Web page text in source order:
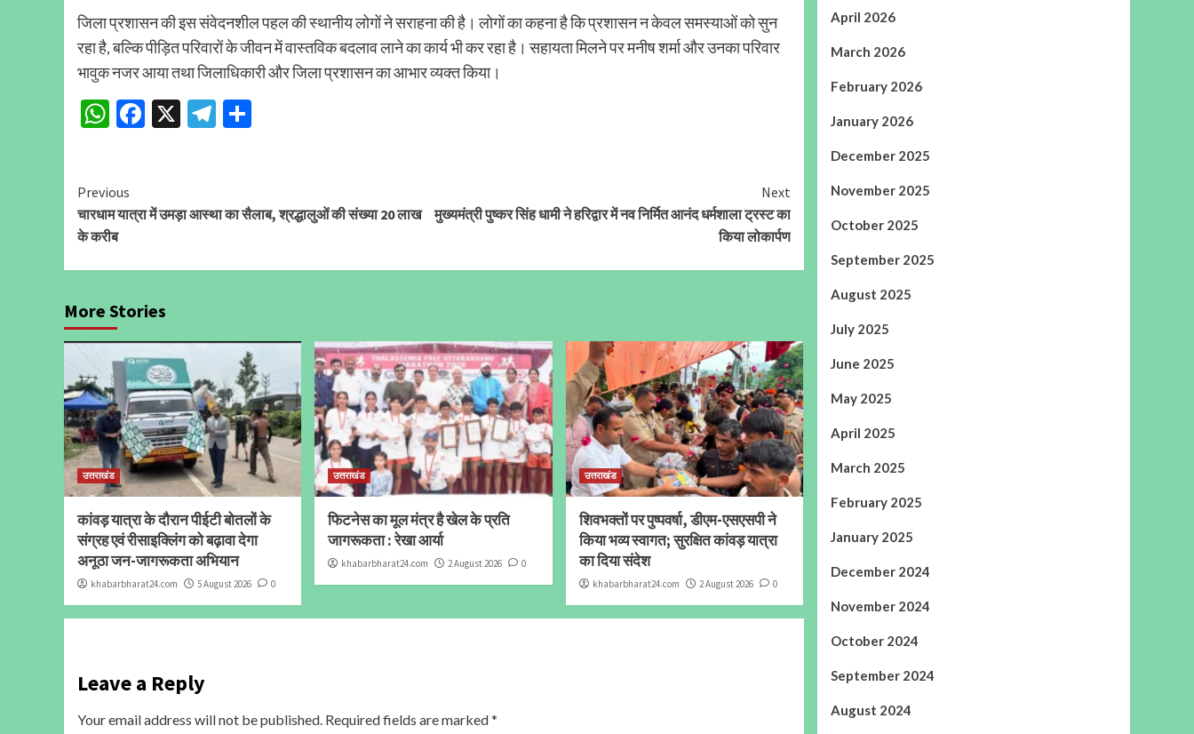
जिला प्रशासन की इस संवेदनशील पहल की स्थानीय लोगों ने सराहना की है। लोगों का कहना है कि प्रशासन न केवल समस्याओं को सुन
रहा है, बल्कि पीड़ित परिवारों के जीवन में वास्तविक बदलाव लाने का कार्य भी कर रहा है। सहायता मिलने पर मनीष शर्मा और उनका परिवार
भावुक नजर आया तथा जिलाधिकारी और जिला प्रशासन का आभार व्यक्त किया।
WhatsApp
Facebook
X Telegram
Continue
Reading
Previous
चारधाम यात्रा में उमड़ा आस्था का सैलाब, श्रद्धालुओं की संख्या 20 लाख
के करीब
Next
मुख्यमंत्री पुष्कर सिंह धामी ने हरिद्वार में नव निर्मित आनंद धर्मशाला ट्रस्ट का
किया लोकार्पण
More Stories
उत्तराखंड
कांवड़ यात्रा के दौरान पीईटी बोतलों के
संग्रह एवं रीसाइक्लिंग को बढ़ावा देगा
अनूठा जन-जागरूकता अभियान
khabarbharat24.com 5 August 2026 0
उत्तराखंड
फिटनेस का मूल मंत्र है खेल के प्रति
जागरूकता : रेखा आर्या
khabarbharat24.com 2 August 2026 0
उत्तराखंड
शिवभक्तों पर पुष्पवर्षा, डीएम-एसएसपी ने
किया भव्य स्वागत; सुरक्षित कांवड़ यात्रा
का दिया संदेश
khabarbharat24.com 2 August 2026 0
Leave a Reply
Your email address will not be published. Required fields are marked*
April 2026
March 2026
February 2026
January 2026
December 2025
November 2025
October 2025
September 2025
August 2025
July 2025
June 2025
May 2025
April 2025
March 2025
February 2025
January 2025
December 2024
November 2024
October 2024
September 2024
August 2024